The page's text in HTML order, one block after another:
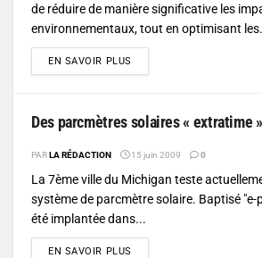
de réduire de manière significative les
environnementaux, tout en optimisant
EN SAVOIR PLUS
Des parcmètres solaires « extratime »
PARLA RÉDACTION 15 juin 2009 0
La 7ème ville du Michigan teste
système de parcmètre solaire. Baptisé
été implantée dans...
EN SAVOIR PLUS